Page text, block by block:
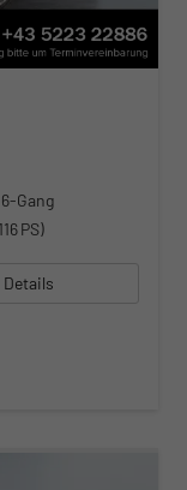
Gang
PS)
Details